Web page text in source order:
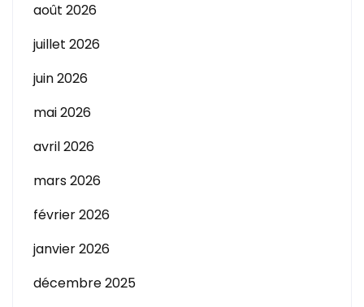
août 2026
juillet 2026
juin 2026
mai 2026
avril 2026
mars 2026
février 2026
janvier 2026
décembre 2025